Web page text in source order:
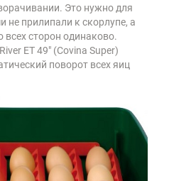
Это нужно для
не прилипали к скорлупе, а
всех сторон одинаково.
ET 49" (Covina Super)
поворот всех яиц